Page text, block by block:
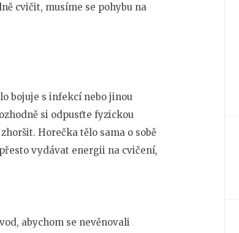
cvičit, musíme se pohybu na
bojuje s infekcí nebo jinou
si odpusťte fyzickou
Horečka tělo sama o sobě
vydávat energii na cvičení,
abychom se nevěnovali